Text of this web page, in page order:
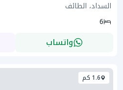
السداد، الطائف
6
واتساب
1.6 كم